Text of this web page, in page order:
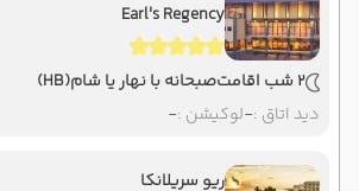
Earl's Regency
2 شب اقامت صبحانه با نهار یا شام(HB)
دید اتاق :-لوکیشن :-
ریو سریلانکا